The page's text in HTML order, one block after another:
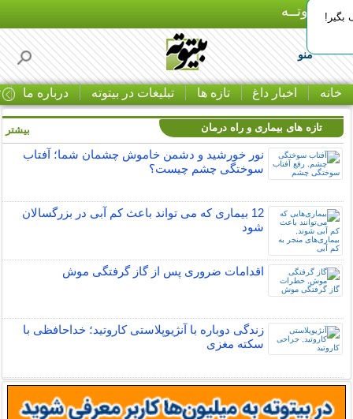
بـیتوتــه
منو
خانه اخبار داغ تازه ها تبلیغات در بیتوته درباره ما
تازه های بیماری و راه درمان
نور خورشید و دشمن خاموش چشمان شما؛ آفتاب
سوختگی چشم چیست؟
12 بیماری که می تواند باعث کم آبی در بزرگسالان
شود
اقدامات ضروری پس از گاز گرفتگی موش
زندگی دوباره با آنژیوپلاستی کاروتید؛ خداحافظی با
سکته مغزی
بیشتر